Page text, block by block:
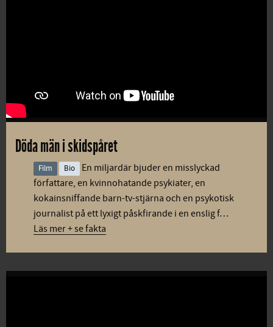
Döda män i skidspåret
Film Bio
En miljardär bjuder en misslyckad
författare, en kvinnohatande psykiater, en
kokainsniffande barn-tv-stjärna och en psykotisk
journalist på ett lyxigt påskfirande i en enslig f…
Läs mer + se fakta